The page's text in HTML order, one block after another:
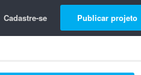
Cadastre-se Publicar projeto